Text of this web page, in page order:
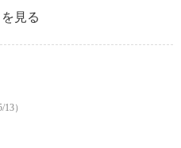
見る
）